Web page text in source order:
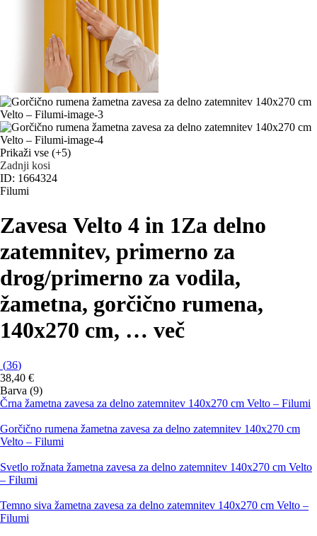
Prikaži vse (+5)
Zadnji kosi
ID: 1664324
Filumi
Zavesa Velto 4 in 1Za delno
zatemnitev, primerno za
drog/primerno za vodila,
žametna, gorčično rumena,
140x270 cm, … več
(36)
38,40 €
Barva (9)
Črna žametna zavesa za delno zatemnitev 140x270 cm Velto – Filumi
Gorčično rumena žametna zavesa za delno zatemnitev 140x270 cm
Velto – Filumi
Svetlo rožnata žametna zavesa za delno zatemnitev 140x270 cm Velto
– Filumi
Temno siva žametna zavesa za delno zatemnitev 140x270 cm Velto –
Filumi